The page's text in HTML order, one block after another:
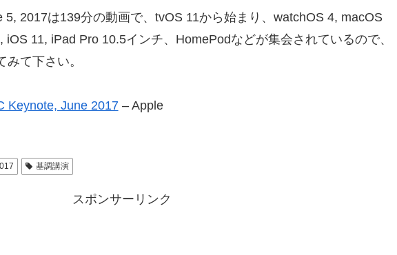
2017は139分の動画で、tvOS 11から始まり、watchOS 4, macOS
11, iPad Pro 10.5インチ、HomePodなどが集会されているので、
て下さい。
Keynote, June 2017– Apple
基調講演
スポンサーリンク